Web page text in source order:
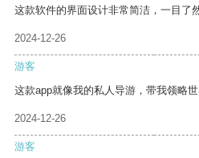
这款软件的界面设计非常简洁，一目了然
2024-12-26
游客
这款app就像我的私人导游，带我领略世
2024-12-26
游客